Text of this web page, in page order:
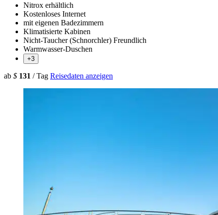
Nitrox erhältlich
Kostenloses Internet
mit eigenen Badezimmern
Klimatisierte Kabinen
Nicht-Taucher (Schnorchler) Freundlich
Warmwasser-Duschen
+3
ab $ 131 / Tag Reisedaten anzeigen